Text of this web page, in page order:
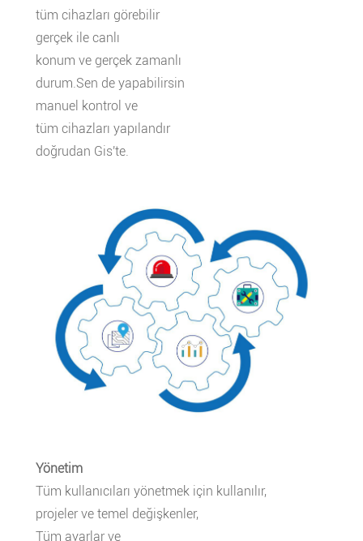
tüm cihazları görebilir
gerçek ile canlı
konum ve gerçek zamanlı
durum.Sen de yapabilirsin
manuel kontrol ve
tüm cihazları yapılandır
doğrudan Gis'te.
Yönetim
Tüm kullanıcıları yönetmek için kullanılır,
projeler ve temel değişkenler,
Tüm ayarlar ve